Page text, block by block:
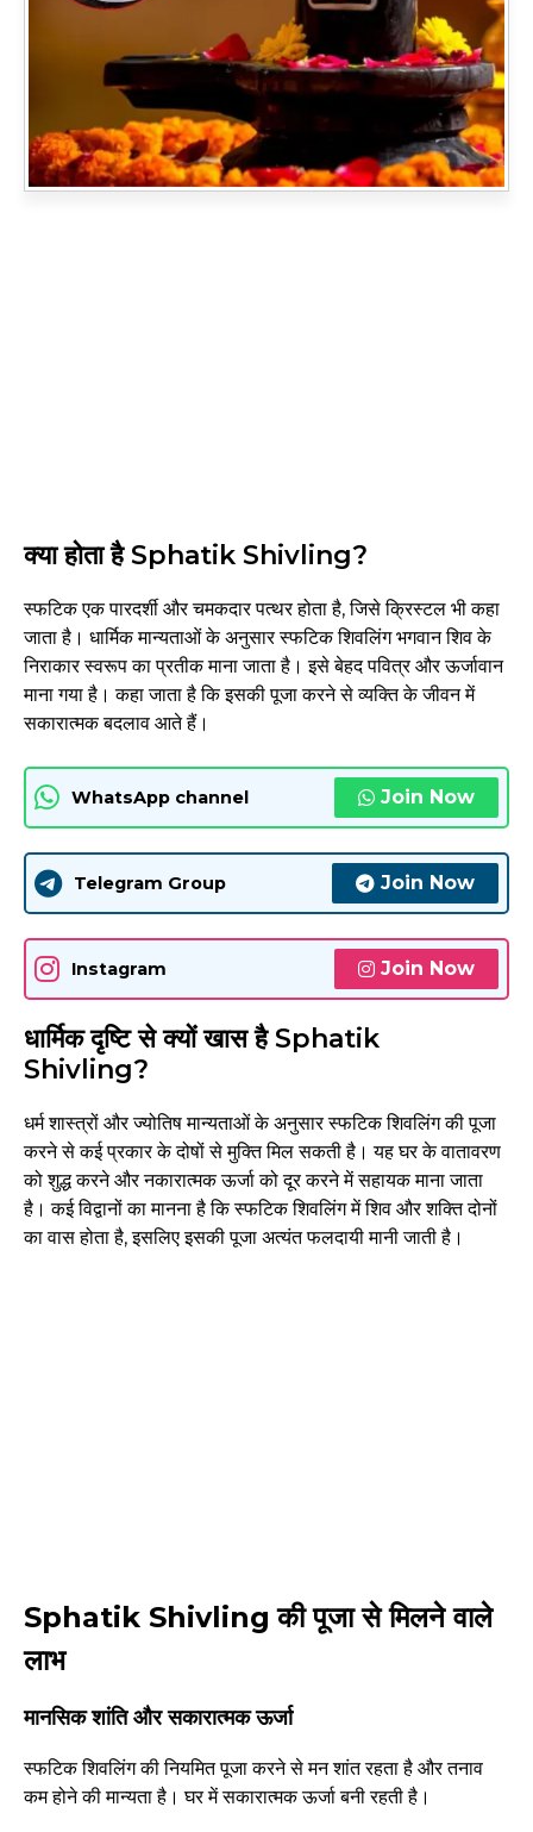
क्या होता है Sphatik Shivling?
स्फटिक एक पारदर्शी और चमकदार पत्थर होता है, जिसे क्रिस्टल भी कहा
जाता है। धार्मिक मान्यताओं के अनुसार स्फटिक शिवलिंग भगवान शिव के
निराकार स्वरूप का प्रतीक माना जाता है। इसे बेहद पवित्र और ऊर्जावान
माना गया है। कहा जाता है कि इसकी पूजा करने से व्यक्ति के जीवन में
सकारात्मक बदलाव आते हैं।
WhatsApp channel Join Now
Telegram Group Join Now
Instagram Join Now
धार्मिक दृष्टि से क्यों खास है Sphatik
Shivling?
धर्म शास्त्रों और ज्योतिष मान्यताओं के अनुसार स्फटिक शिवलिंग की पूजा
करने से कई प्रकार के दोषों से मुक्ति मिल सकती है। यह घर के वातावरण
को शुद्ध करने और नकारात्मक ऊर्जा को दूर करने में सहायक माना जाता
है। कई विद्वानों का मानना है कि स्फटिक शिवलिंग में शिव और शक्ति दोनों
का वास होता है, इसलिए इसकी पूजा अत्यंत फलदायी मानी जाती है।
Sphatik Shivling की पूजा से मिलने वाले
लाभ
मानसिक शांति और सकारात्मक ऊर्जा
स्फटिक शिवलिंग की नियमित पूजा करने से मन शांत रहता है और तनाव
कम होने की मान्यता है। घर में सकारात्मक ऊर्जा बनी रहती है।